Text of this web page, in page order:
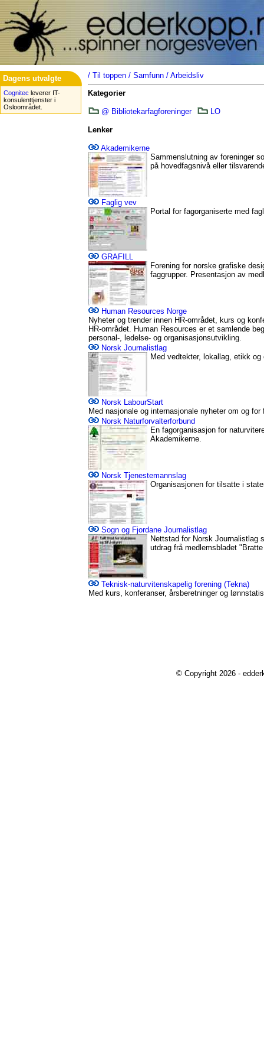
Dagens utvalgte
Cognitec leverer IT-
konsulenttjenster i
Osloområdet.
/ Til toppen / Samfunn / Arbeidsliv
Kategorier
@ Bibliotekarfagforeninger LO
Lenker
Akademikerne
Sammenslutning av foreninger
på hovedfagsnivå eller
Faglig vev
Portal for fagorganiserte med
GRAFILL
Forening for norske grafiske
faggrupper. Presentasjon av
Human Resources Norge
Nyheter og trender innen HR-området, kurs og
HR-området. Human Resources er et samlende
personal-, ledelse- og organisasjonsutvikling.
Norsk Journalistlag
Med vedtekter, lokallag, etikk og
Norsk LabourStart
Med nasjonale og internasjonale nyheter om og for
Norsk Naturforvalterforbund
En fagorganisasjon for
Akademikerne.
Norsk Tjenestemannslag
Organisasjonen for tilsatte i
Sogn og Fjordane Journalistlag
Nettstad for Norsk Journalistlag
utdrag frå medlemsbladet
Teknisk-naturvitenskapelig forening (Tekna)
Med kurs, konferanser, årsberetninger og
© Copyright 2026 -